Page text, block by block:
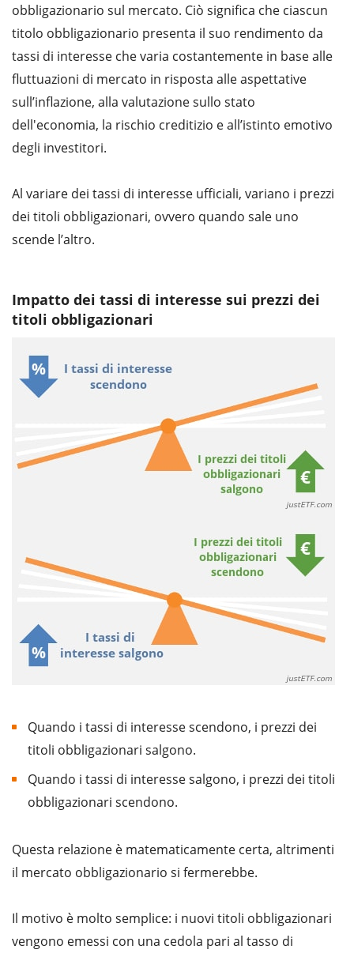
obbligazionario sul mercato. Ciò significa che ciascun
titolo obbligazionario presenta il suo rendimento da
tassi di interesse che varia costantemente in base alle
fluttuazioni di mercato in risposta alle aspettative
sull’inflazione, alla valutazione sullo stato
dell'economia, la rischio creditizio e all’istinto emotivo
degli investitori.
Al variare dei tassi di interesse ufficiali, variano i prezzi
dei titoli obbligazionari, ovvero quando sale uno
scende l’altro.
Impatto dei tassi di interesse sui prezzi dei
titoli obbligazionari
Quando i tassi di interesse scendono, i prezzi dei
titoli obbligazionari salgono.
Quando i tassi di interesse salgono, i prezzi dei titoli
obbligazionari scendono.
Questa relazione è matematicamente certa, altrimenti
il mercato obbligazionario si fermerebbe.
Il motivo è molto semplice: i nuovi titoli obbligazionari
vengono emessi con una cedola pari al tasso di